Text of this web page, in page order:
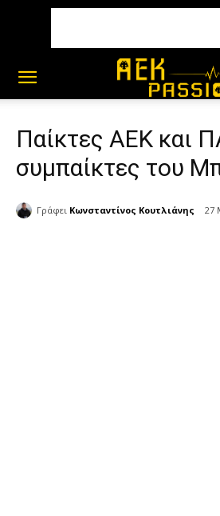
Παίκτες ΑΕΚ και
συμπαίκτες του
Γράφει Κωνσταντίνος Κουτλιάνης 27